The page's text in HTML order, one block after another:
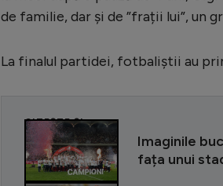
de familie, dar și de ”frații lui”, un
La finalul partidei, fotbaliștii au
CITEȘTE ȘI
Imaginile
fața unui